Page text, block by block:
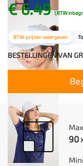
€ 6.49(BTW
BTW-prijzen weergeven
BESTELLINGEN VAN
90